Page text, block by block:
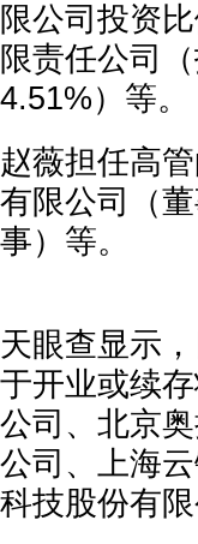
限公司投资
限责任公司
4.51%）等。
赵薇担任高
有限公司（
天眼查显示
于开业或续
公司、北京
公司、上海
科技股份有限